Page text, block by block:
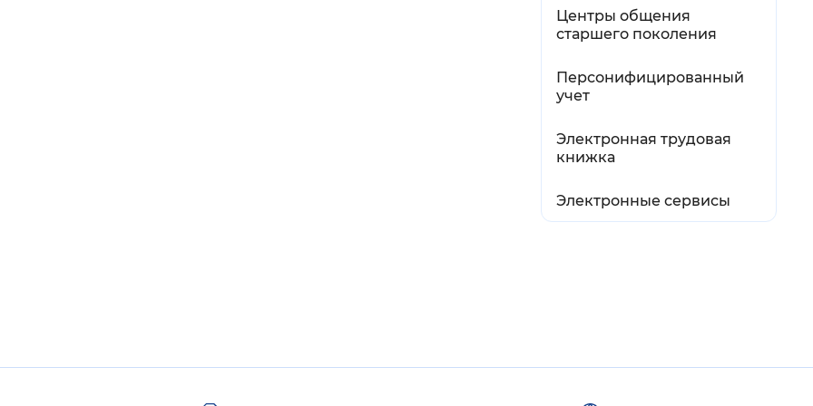
Центры общения
старшего поколения
Персонифицированный
учет
Электронная трудовая
книжка
Электронные сервисы